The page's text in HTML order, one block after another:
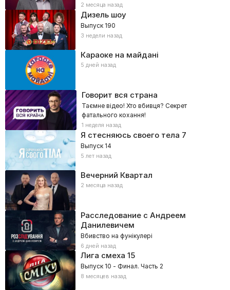
2 месяца назад
Дизель шоу
Выпуск 190
3 недели назад
Караоке на майдані
5 дней назад
Говорит вся страна
Таємне відео! Хто вбивця? Секрет
фатального кохання!
1 неделя назад
Я стесняюсь своего тела 7
Выпуск 14
5 лет назад
Вечерний Квартал
2 месяца назад
Расследование с Андреем
Данилевичем
Вбивство на фунікулері
6 дней назад
Лига смеха 15
Выпуск 10 - Финал. Часть 2
8 месяцев назад